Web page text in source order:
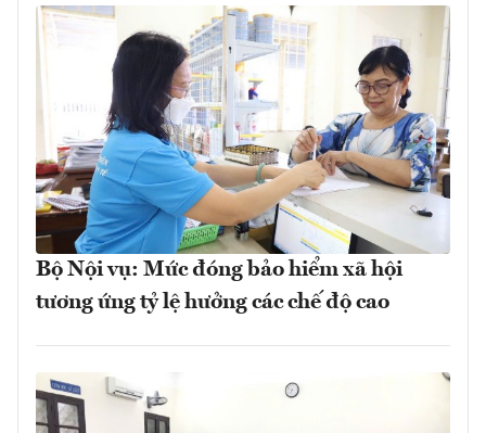
Bộ Nội vụ: Mức đóng bảo hiểm xã hội
tương ứng tỷ lệ hưởng các chế độ cao